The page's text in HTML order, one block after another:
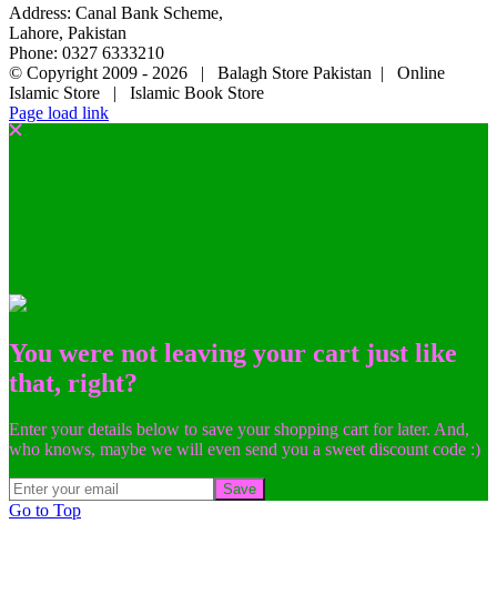
Address: Canal Bank Scheme,
Lahore, Pakistan
Phone: 0327 6333210
© Copyright 2009 - 2026 | Balagh Store Pakistan | Online
Islamic Store | Islamic Book Store
Page load link
You were not leaving your cart just like
that, right?
Enter your details below to save your shopping cart for later. And,
who knows, maybe we will even send you a sweet discount code :)
Save
Go to Top